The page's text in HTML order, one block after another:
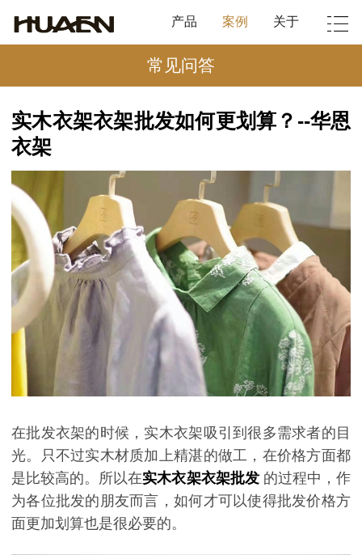
产品 案例 关于
常见问答
实木衣架衣架批发如何更划算？--华恩
衣架
在批发衣架的时候，实木衣架吸引到很多需求者的目
光。只不过实木材质加上精湛的做工，在价格方面都
是比较高的。所以在实木衣架衣架批发 的过程中，作
为各位批发的朋友而言，如何才可以使得批发价格方
面更加划算也是很必要的。